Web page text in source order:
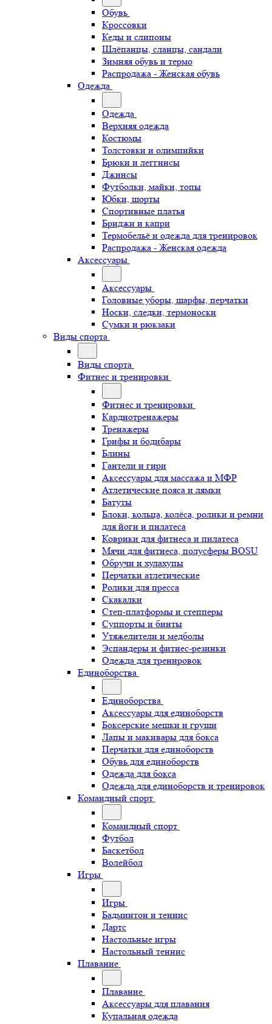
Обувь
Кроссовки
Кеды и слипоны
Шлёпанцы, сланцы, сандали
Зимняя обувь и термо
Распродажа - Женская обувь
Одежда
Одежда
Верхняя одежда
Костюмы
Толстовки и олимпийки
Брюки и леггинсы
Джинсы
Футболки, майки, топы
Юбки, шорты
Спортивные платья
Бриджи и капри
Термобельё и одежда для тренировок
Распродажа - Женская одежда
Аксессуары
Аксессуары
Головные уборы, шарфы, перчатки
Носки, следки, термоноски
Сумки и рюкзаки
Виды спорта
Виды спорта
Фитнес и тренировки
Фитнес и тренировки
Кардиотренажеры
Тренажеры
Грифы и бодибары
Блины
Гантели и гири
Аксессуары для массажа и МФР
Атлетические пояса и лямки
Батуты
Блоки, кольца, колёса, ролики и ремни
для йоги и пилатеса
Коврики для фитнеса и пилатеса
Мячи для фитнеса, полусферы BOSU
Обручи и хулахупы
Перчатки атлетические
Ролики для пресса
Скакалки
Степ-платформы и степперы
Суппорты и бинты
Утяжелители и медболы
Эспандеры и фитнес-резинки
Одежда для тренировок
Единоборства
Единоборства
Аксессуары для единоборств
Боксерские мешки и груши
Лапы и макивары для бокса
Перчатки для единоборств
Обувь для единоборств
Одежда для бокса
Одежда для единоборств и тренировок
Командный спорт
Командный спорт
Футбол
Баскетбол
Волейбол
Игры
Игры
Бадминтон и теннис
Дартс
Настольные игры
Настольный теннис
Плавание
Плавание
Аксессуары для плавания
Купальная одежда